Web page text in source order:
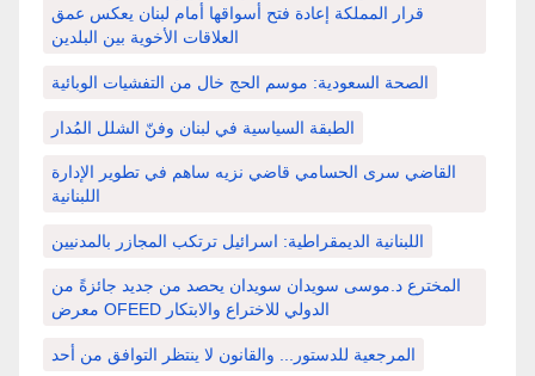
قرار المملكة إعادة فتح أسواقها أمام لبنان يعكس عمق
العلاقات الأخوية بين البلدين
الصحة السعودية: موسم الحج خال من التفشيات الوبائية
الطبقة السياسية في لبنان وفنّ الشلل المُدار
القاضي سرى الحسامي قاضي نزيه ساهم في تطوير الإدارة
اللبنانية
اللبنانية الديمقراطية: اسرائيل ترتكب المجازر بالمدنيين
المخترع د.موسى سويدان سويدان يحصد من جديد جائزةً من
معرض OFEED الدولي للاختراع والابتكار
المرجعية للدستور... والقانون لا ينتظر التوافق من أحد